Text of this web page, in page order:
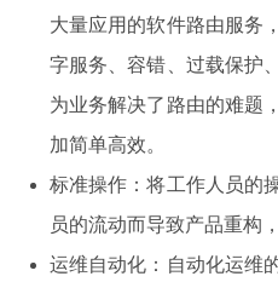
大量应用的软件路由服务
字服务、容错、过载保护
为业务解决了路由的难题
加简单高效。
标准操作：将工作人员的
员的流动而导致产品重构
运维自动化：自动化运维